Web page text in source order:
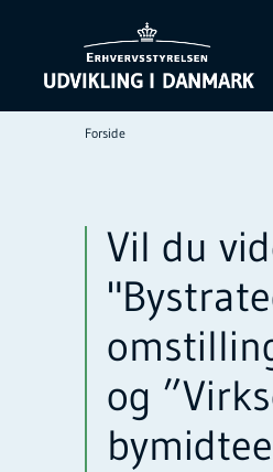
Forside
Vil du
og